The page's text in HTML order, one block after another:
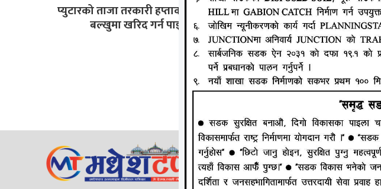
प्युटारको ताजा तरकारी हप्ताको दुई दिन
बल्खुमा खरिद गर्न पाइने
जानकी न्यूज नेटवर्क
ठेगाना: लक्ष्मीनियाँ -७, मधेश प्रदेश
सम्पर्क नं. : +977-9844100829